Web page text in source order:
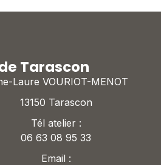
Tarascon
Laure VOURIOT-MENOT
13150 Tarascon
Tél atelier :
06 63 08 95 33
Email :